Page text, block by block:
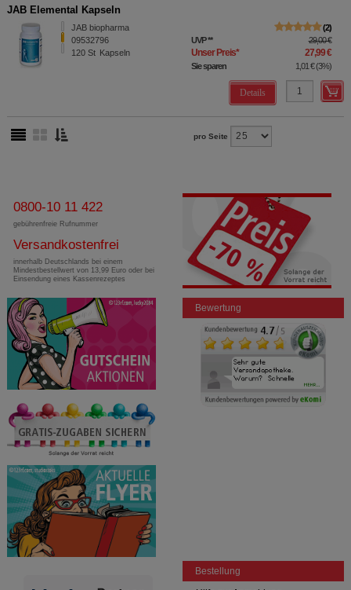
JAB Elemental Kapseln
JAB biopharma
09532796
120 St Kapseln
2
UVP** 29,00 €
Unser Preis* 27,99 €
Sie sparen 1,01 €(3%)
Details
pro Seite
0800-10 11 422
gebührenfreie Rufnummer
Versandkostenfrei
innerhalb Deutschlands bei einem
Mindestbestellwert von 13,99 Euro oder bei
Einsendung eines Kassenrezeptes
Bewertung
Bestellung